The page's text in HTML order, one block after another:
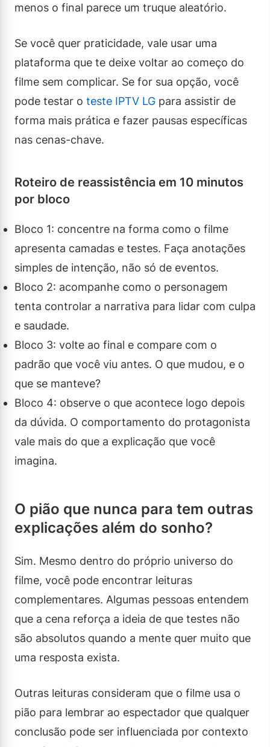
menos o final parece um truque aleatório.
Se você quer praticidade, vale usar uma
plataforma que te deixe voltar ao começo do
filme sem complicar. Se for sua opção, você
pode testar o teste IPTV LG para assistir de
forma mais prática e fazer pausas específicas
nas cenas-chave.
Roteiro de reassistência em 10 minutos
por bloco
Bloco 1: concentre na forma como o filme
apresenta camadas e testes. Faça anotações
simples de intenção, não só de eventos.
Bloco 2: acompanhe como o personagem
tenta controlar a narrativa para lidar com culpa
e saudade.
Bloco 3: volte ao final e compare com o
padrão que você viu antes. O que mudou, e o
que se manteve?
Bloco 4: observe o que acontece logo depois
da dúvida. O comportamento do protagonista
vale mais do que a explicação que você
imagina.
O pião que nunca para tem outras
explicações além do sonho?
Sim. Mesmo dentro do próprio universo do
filme, você pode encontrar leituras
complementares. Algumas pessoas entendem
que a cena reforça a ideia de que testes não
são absolutos quando a mente quer muito que
uma resposta exista.
Outras leituras consideram que o filme usa o
pião para lembrar ao espectador que qualquer
conclusão pode ser influenciada por contexto